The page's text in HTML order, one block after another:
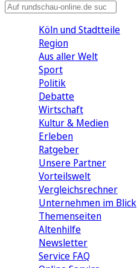
Köln und Stadtteile
Region
Aus aller Welt
Sport
Politik
Debatte
Wirtschaft
Kultur & Medien
Erleben
Ratgeber
Unsere Partner
Vorteilswelt
Vergleichsrechner
Unternehmen im Blick
Themenseiten
Altenhilfe
Newsletter
Service FAQ